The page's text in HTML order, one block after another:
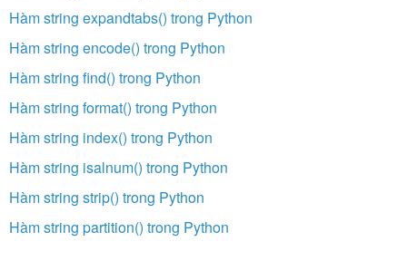
Hàm string expandtabs() trong Python
Hàm string encode() trong Python
Hàm string find() trong Python
Hàm string format() trong Python
Hàm string index() trong Python
Hàm string isalnum() trong Python
Hàm string strip() trong Python
Hàm string partition() trong Python